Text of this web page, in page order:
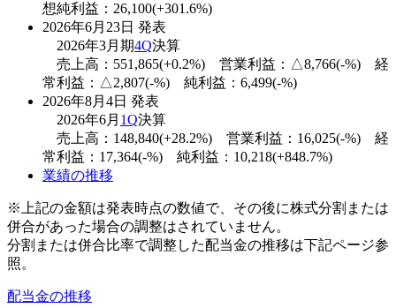
想純利益：26,100(+301.6%)
2026年6月23日 発表
2026年3月期4Q決算
売上高：551,865(+0.2%) 営業利益：△8,766(-%) 経
常利益：△2,807(-%) 純利益：6,499(-%)
2026年8月4日 発表
2026年6月 1Q決算
売上高：148,840(+28.2%) 営業利益：16,025(-%) 経
常利益：17,364(-%) 純利益：10,218(+848.7%)
業績の推移
※上記の金額は発表時点の数値で、その後に株式分割または
併合があった場合の調整はされていません。
分割または併合比率で調整した配当金の推移は下記ページ参
照。
配当金の推移